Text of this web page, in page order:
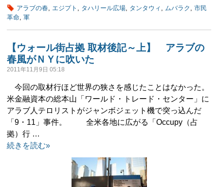
アラブの春, エジプト , タハリール広場, タンタウィ , ムバラク , 市民
革命, 軍
【ウォール街占拠 取材後記～上】 アラブの
春風がＮＹに吹いた
2011年11月9日 05:18
今回の取材行ほど世界の狭さを感じたことはなかった。
米金融資本の総本山「ワールド・トレード・センター」に
アラブ人テロリストがジャンボジェット機で突っ込んだ
「9・11」事件。 全米各地に広がる「Occupy（占
拠）行 …
続きを読む»